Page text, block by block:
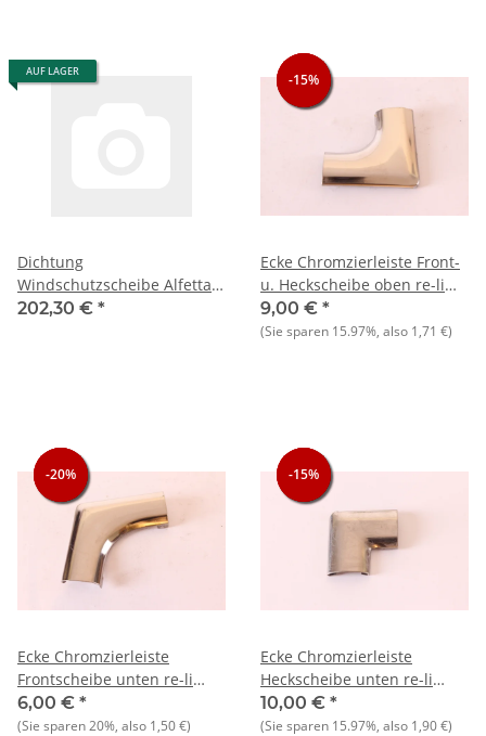
AUF LAGER
Dichtung
Windschutzscheibe Alfetta
Lim. 1,8-2.0 NOS Original
202,30 € *
-15%
-15%
-15%
Ecke Chromzierleiste Front-
u. Heckscheibe oben re-li
Alfetta Lim. 1.6-1.8 bis Bj.
06.1976 NOS Original
9,00 € *
(Sie sparen 15.97%, also 1,71 €)
-20%
-20%
-20%
Ecke Chromzierleiste
Frontscheibe unten re-li
Alfetta Lim. 1.6-1.8 bis Bj.
06.1976 NOS Original
6,00 € *
(Sie sparen20%, also 1,50 €)
-15%
-15%
-15%
Ecke Chromzierleiste
Heckscheibe unten re-li
Alfetta Lim. 1.6-1.8 bis Bj.
06.1976 NOS-Original
10,00 € *
(Sie sparen 15.97%, also 1,90 €)